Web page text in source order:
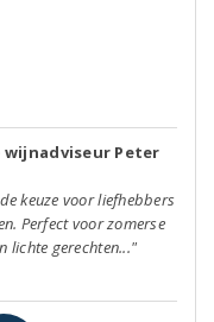
wijnadviseur Peter
keuze voor liefhebbers
Perfect voor zomerse
lichte gerechten..."